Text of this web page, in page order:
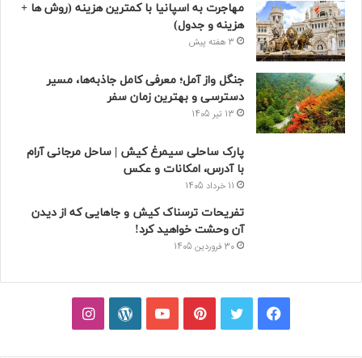
مهاجرت به اسپانیا با کمترین هزینه (روش ها +
هزینه و جدول)
3 هفته پیش
جنگل واز آمل؛ معرفی کامل جاذبه‌ها، مسیر
دسترسی و بهترین زمان سفر
13 تیر 1405
پارک ساحلی سیمرغ کیش | ساحل مرجانی آرام
با آدرس، امکانات و عکس
11 خرداد 1405
تفریحات ترسناک کیش و جاهایی که از دیدن
آن وحشت خواهید کرد!
30 فروردین 1405
فیسبوکتوییترپینتریستیوتیوبوردپرساینستاگرام